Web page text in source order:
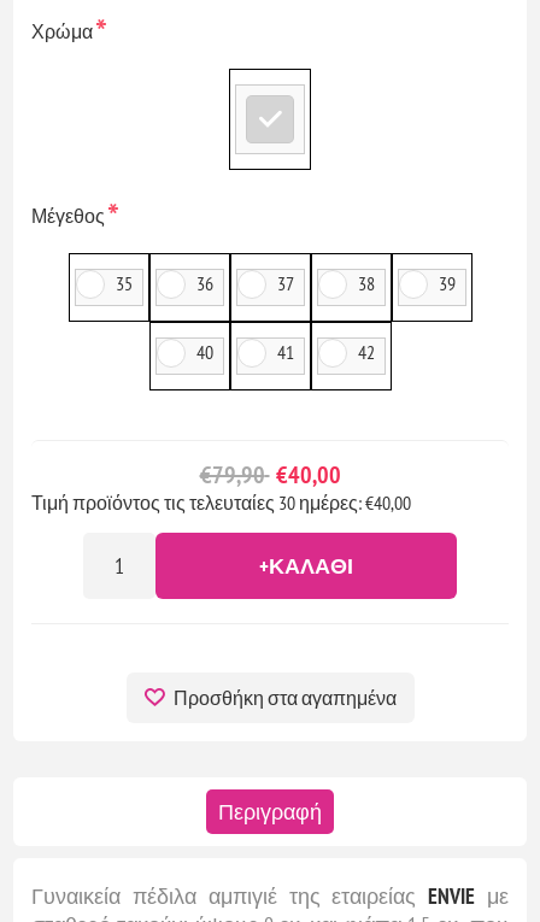
Χρώμα*
Μέγεθος*
35 36 37 38 39
40 41 42
€79,90 €40,00
Τιμή προϊόντος τις τελευταίες 30 ημέρες: €40,00
+ΚΑΛΆΘΙ
Προσθήκη στα αγαπημένα
Περιγραφή
Γυναικεία πέδιλα αμπιγιέ της εταιρείαςENVIE με